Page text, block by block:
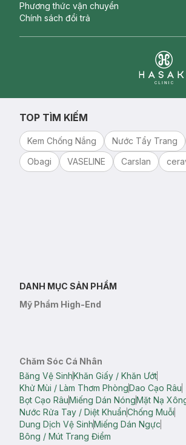
Phương thức vận chuyển
Chính sách đổi trả
TOP TÌM KIẾM
Kem Chống Nắng Nước Tẩy Trang
Obagi
VASELINE Carslan
DANH MỤC SẢN PHẨM
Mỹ Phẩm High-End
Chăm Sóc Cá Nhân
Băng Vệ SinhKhăn Giấy / Khăn Ướt
Khử Mùi / Làm Thơm PhòngDao Cạo Râu
Bọt Cạo RâuMiếng Dán NóngMặt Nạ
Nước Rửa Tay / Diệt KhuẩnChống Muỗi
Dung Dịch Vệ SinhMiếng Dán Ngực
Bông / Mút Trang Điểm